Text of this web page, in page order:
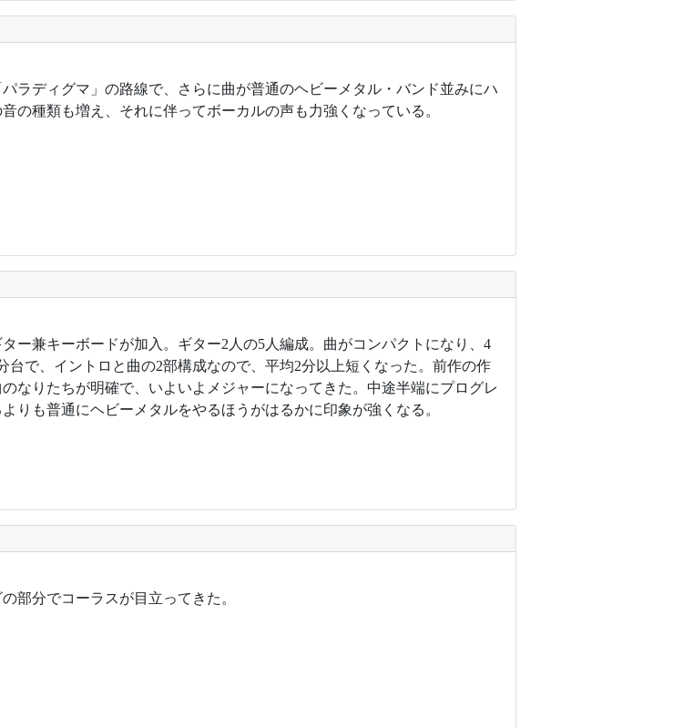
ラディグマ」の路線で、さらに曲が普通のヘビーメタル・バンド並みにハ
の種類も増え、それに伴ってボーカルの声も力強くなっている。
ー兼キーボードが加入。ギター2人の5人編成。曲がコンパクトになり、4
台で、イントロと曲の2部構成なので、平均2分以上短くなった。前作の作
なりたちが明確で、いよいよメジャーになってきた。中途半端にプログレ
りも普通にヘビーメタルをやるほうがはるかに印象が強くなる。
部分でコーラスが目立ってきた。